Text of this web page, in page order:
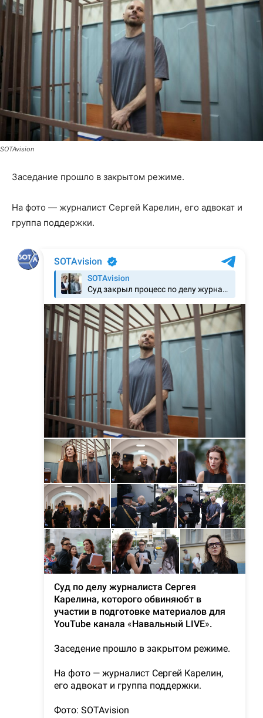
SOTAvision
Заседание прошло в закрытом режиме.
На фото — журналист Сергей Карелин, его адвокат и
группа поддержки.